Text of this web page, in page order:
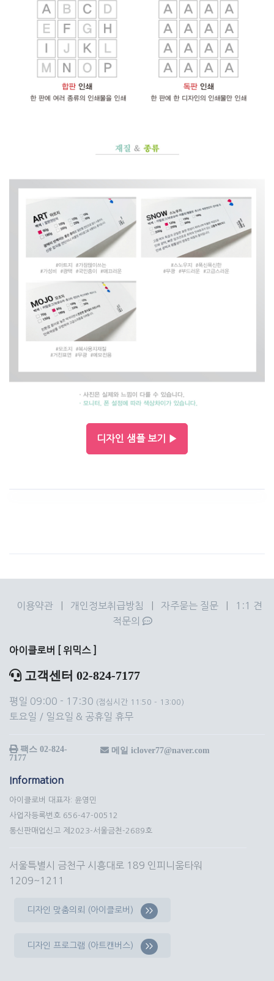
디자인 샘플 보기 ▶
이용약관 개인정보취급방침 자주묻는 질문
1:1 견
적문의
아이클로버 [ 위믹스 ]
고객센터 02-824-7177
평일 09:00 - 17:30 (점심시간 11:50 - 13:00)
토요일 / 일요일 & 공휴일 휴무
팩스 02-824-
7177
메일 iclover77@naver.com
Information
아이클로버 대표자: 윤영민
사업자등록번호 656-47-00512
통신판매업신고 제2023-서울금천-2689호
서울특별시 금천구 시흥대로 189 인피니움타워
1209~1211
디자인 맞춤의뢰 (아이클로버) >>
디자인 프로그램 (아트캔버스) >>